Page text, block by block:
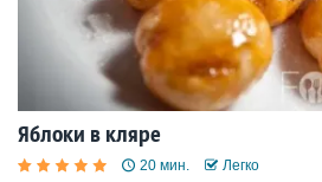
Яблоки в кляре
20 мин. Легко